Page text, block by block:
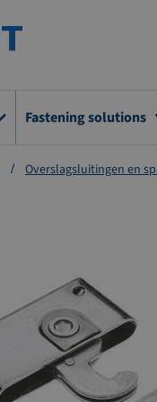
Fastening solutions
Overslagsluitingen en